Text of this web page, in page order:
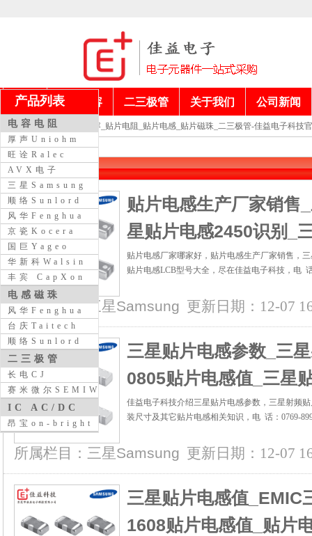
首页 电阻电容 二三极管 关于我们 公司新闻
当前位置： 贴片电容_贴片电阻_贴片电感_贴片磁珠_二三极管-佳益电子科技
三星Samsung
贴片电感生产厂家销售
星贴片电感2450识别_
贴片电感厂家哪家好，贴片电感生产厂家销售，
贴片电感LCB型号大全，尽在佳益电子科技，电
所属栏目：三星Samsung 更新日期：12-07
三星贴片电感参数_三
0805贴片电感值_三星
佳益电子科技介绍三星贴片电感参数，三星射频
装尺寸及其它贴片电感相关知识，电 话：0769-
所属栏目： 三星Samsung 更新日期：12-07
三星贴片电感值_EMIC
1608贴片电感值_贴片
产品列表
电容电阻
厚声Uniohm
旺诠Ralec
AVX电子
三星Samsung
顺络Sunlord
风华Fenghua
京瓷Kocera
国巨Yageo
华新科Walsin
丰宾 CapXon
电感磁珠
风华Fenghua
台庆Taitech
顺络Sunlord
二三极管
长电CJ
赛米微尔SEMIWILL
IC AC/DC
昂宝on-bright